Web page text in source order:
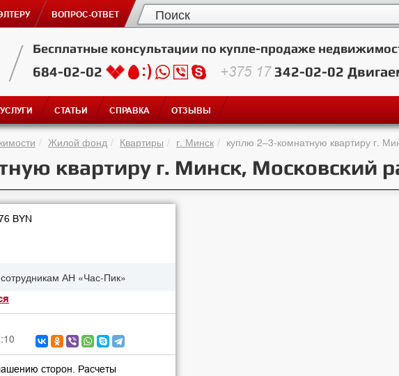
ВОПРОС-ОТВЕТ
Бесплатные консультации по купле-продаже
684-02-02 +375 17342-02-02
УСЛУГИ СТАТЬИ СПРАВКА ОТЗЫВЫ
Жилой фонд Квартиры г. Минск куплю 2–3-комнатную квартиру г.
квартиру г. Минск, Московский
BYN
АН «Час-Пик»
сторон. Расчеты